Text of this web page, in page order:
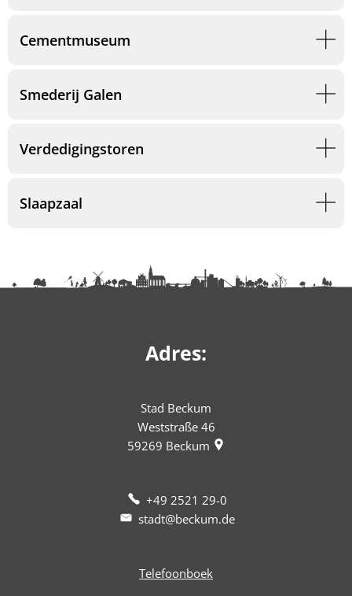
Cementmuseum
Smederij Galen
Verdedigingstoren
Slaapzaal
Adres:
Stad Beckum
Weststraße 46
59269 Beckum
+49 2521 29-0
stadt@beckum.de
Telefoonboek